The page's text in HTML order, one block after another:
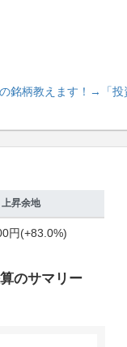
銘柄教えます！ →「投
上昇余地
円(+83.0%)
のサマリー